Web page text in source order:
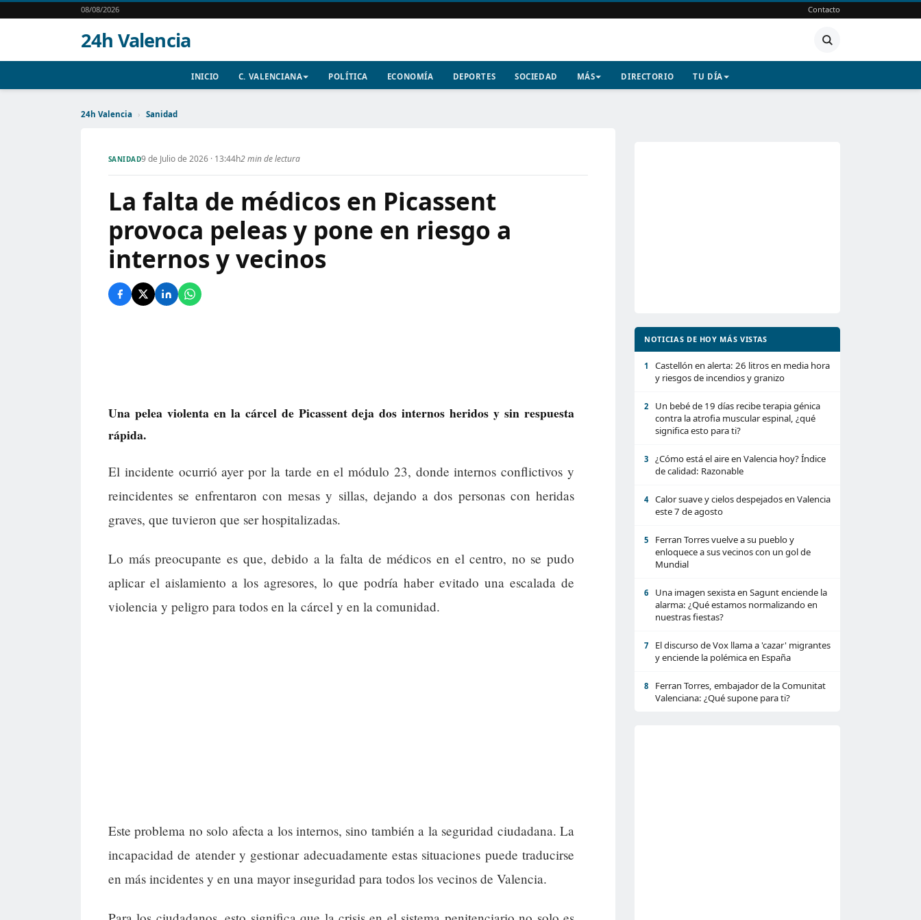
08/08/2026 Contacto
24h Valencia
INICIO C. VALENCIANA POLÍTICA ECONOMÍA DEPORTES SOCIEDAD MÁS DIRECTORIO TU DÍA
24h Valencia › Sanidad
SANIDAD9 de Julio de 2026 · 13:44h2 min de lectura
La falta de médicos en Picassent
provoca peleas y pone en riesgo a
internos y vecinos
Una pelea violenta en la cárcel de Picassent deja dos internos heridos y sin respuesta
rápida.
El incidente ocurrió ayer por la tarde en el módulo 23, donde internos conflictivos y
reincidentes se enfrentaron con mesas y sillas, dejando a dos personas con heridas
graves, que tuvieron que ser hospitalizadas.
Lo más preocupante es que, debido a la falta de médicos en el centro, no se pudo
aplicar el aislamiento a los agresores, lo que podría haber evitado una escalada de
violencia y peligro para todos en la cárcel y en la comunidad.
Este problema no solo afecta a los internos, sino también a la seguridad ciudadana. La
incapacidad de atender y gestionar adecuadamente estas situaciones puede traducirse
en más incidentes y en una mayor inseguridad para todos los vecinos de Valencia.
NOTICIAS DE HOY MÁS VISTAS
1
Castellón en alerta: 26 litros en media hora
y riesgos de incendios y granizo
2
Un bebé de 19 días recibe terapia génica
contra la atrofia muscular espinal, ¿qué
significa esto para ti?
3
¿Cómo está el aire en Valencia hoy? Índice
de calidad: Razonable
4
Calor suave y cielos despejados en Valencia
este 7 de agosto
5
Ferran Torres vuelve a su pueblo y
enloquece a sus vecinos con un gol de
Mundial
6
Una imagen sexista en Sagunt enciende la
alarma: ¿Qué estamos normalizando en
nuestras fiestas?
7
El discurso de Vox llama a 'cazar' migrantes
y enciende la polémica en España
8
Ferran Torres, embajador de la Comunitat
Valenciana: ¿Qué supone para ti?